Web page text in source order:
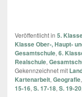
Veröffentlicht in 5.
Klasse Ober-, Haupt-
Gesamtschule, 6.
Realschule,
Gekennzeichnet mit
Kartenarbeit, Geografie,
15-16, S. 17-18, S. 19-20